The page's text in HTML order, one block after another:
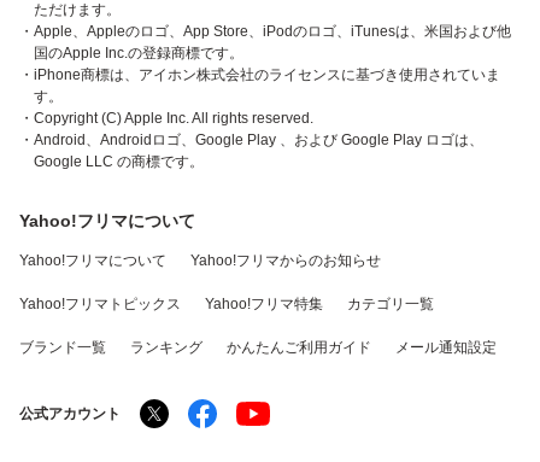
ただけます。
・Apple、Appleのロゴ、App Store、iPodのロゴ、iTunesは、米国および他
国のApple Inc.の登録商標です。
・iPhone商標は、アイホン株式会社のライセンスに基づき使用されていま
す。
・Copyright (C) Apple Inc. All rights reserved.
・Android、Androidロゴ、Google Play 、および Google Play ロゴは、
Google LLC の商標です。
Yahoo!フリマについて
Yahoo!フリマについて Yahoo!フリマからのお知らせ
Yahoo!フリマトピックス Yahoo!フリマ特集 カテゴリ一覧
ブランド一覧 ランキング かんたんご利用ガイド メール通知設定
公式アカウント